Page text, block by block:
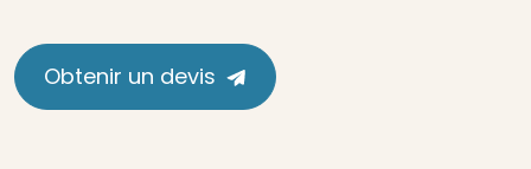
Obtenir un devis